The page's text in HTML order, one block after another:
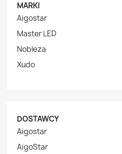
MARKI
Aigostar
Master LED
Nobleza
Xudo
DOSTAWCY
Aigostar
AigoStar